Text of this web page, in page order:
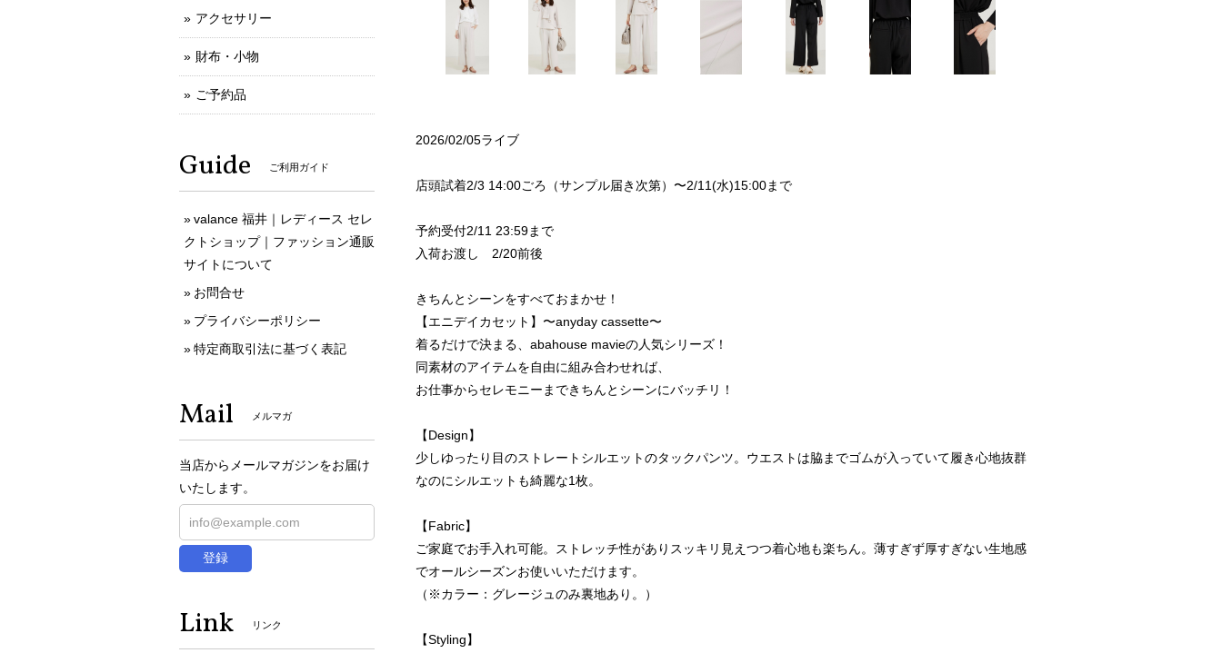
2026/02/05ライブ
店頭試着2/3 14:00ごろ（サンプル届き次第）〜2/11(水)15:00まで
予約受付2/11 23:59まで
入荷お渡し 2/20前後
きちんとシーンをすべておまかせ！
【エニデイカセット】〜anyday cassette〜
着るだけで決まる、abahouse mavieの人気シリーズ！
同素材のアイテムを自由に組み合わせれば、
お仕事からセレモニーまできちんとシーンにバッチリ！
【Design】
少しゆったり目のストレートシルエットのタックパンツ。ウエストは脇までゴムが入っていて履き心地抜群
なのにシルエットも綺麗な1枚。
【Fabric】
ご家庭でお手入れ可能。ストレッチ性がありスッキリ見えつつ着心地も楽ちん。薄すぎず厚すぎない生地感
でオールシーズンお使いいただけます。
（※カラー：グレージュのみ裏地あり。）
【Styling】
アクセサリー
財布・小物
ご予約品
Guide ご利用ガイド
valance 福井｜レディース セレ
クトショップ｜ファッション通販
サイトについて
お問合せ
プライバシーポリシー
特定商取引法に基づく表記
Mail メルマガ
当店からメールマガジンをお届け
いたします。
登録
Link リンク